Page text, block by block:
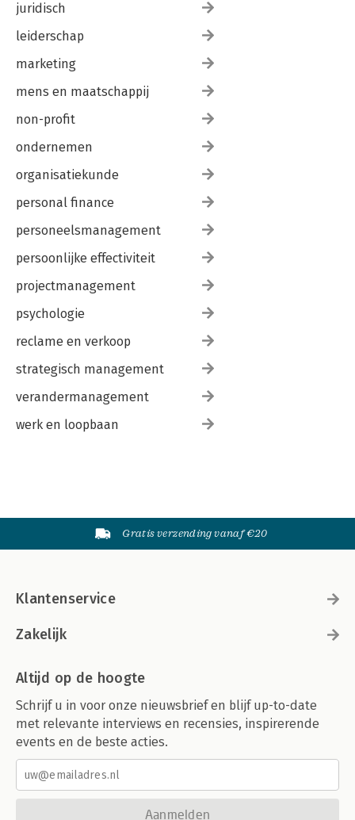
juridisch
leiderschap
marketing
mens en maatschappij
non-profit
ondernemen
organisatiekunde
personal finance
personeelsmanagement
persoonlijke effectiviteit
projectmanagement
psychologie
reclame en verkoop
strategisch management
verandermanagement
werk en loopbaan
Gratis verzending vanaf €20
Klantenservice
Zakelijk
Altijd op de hoogte
Schrijf u in voor onze nieuwsbrief en blijf up-to-date
met relevante interviews en recensies, inspirerende
events en de beste acties.
Aanmelden